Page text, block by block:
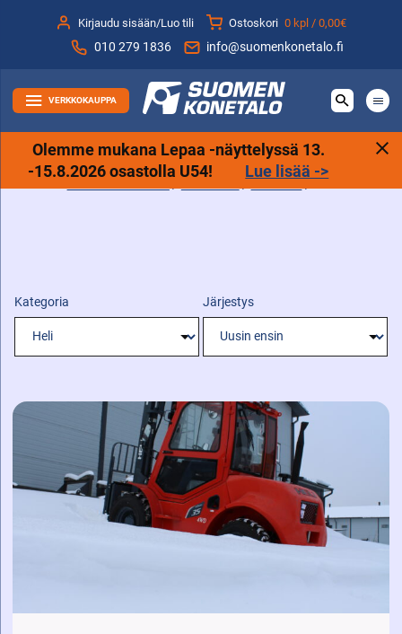
sisältöön
Kirjaudu sisään/Luo tili Ostoskori 0 kpl /0,00€
010 279 1836 info@suomenkonetalo.fi
VERKKOKAUPPA
Olemme mukana Lepaa -näyttelyssä 13.
-15.8.2026 osastolla U54! Lue lisää ->
Kategoria Järjestys